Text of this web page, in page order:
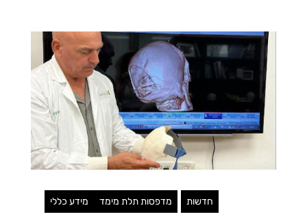
חדשות מדפסות תלת מימד מידע כללי